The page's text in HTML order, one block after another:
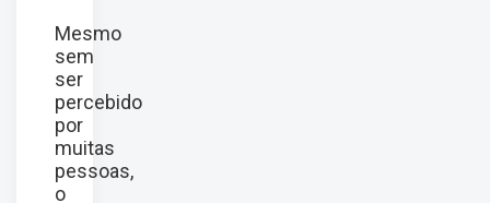
Mesmo
sem
ser
percebido
por
muitas
pessoas,
o